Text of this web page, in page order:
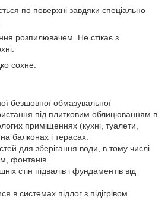
по поверхні завдяки спеціально
розпилювачем. Не стікає з
сохне.
безшовної обмазувальної
під плитковим облицюванням в
приміщеннях (кухні, туалети,
балконах і терасах.
для зберігання води, в тому числі
фонтанів.
стін підвалів і фундаментів від
в системах підлог з підігрівом.